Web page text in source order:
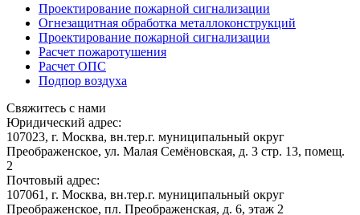
Проектирование пожарной сигнализации
Огнезащитная обработка металлоконструкций
Проектирование пожарной сигнализации
Расчет пожаротушения
Расчет ОПС
Подпор воздуха
Свяжитесь с нами
Юридический адрес:
107023, г. Москва, вн.тер.г. муниципальный округ
Преображенское, ул. Малая Семёновская, д. 3 стр. 13, помещ.
2
Почтовый адрес:
107061, г. Москва, вн.тер.г. муниципальный округ
Преображенское, пл. Преображенская, д. 6, этаж 2